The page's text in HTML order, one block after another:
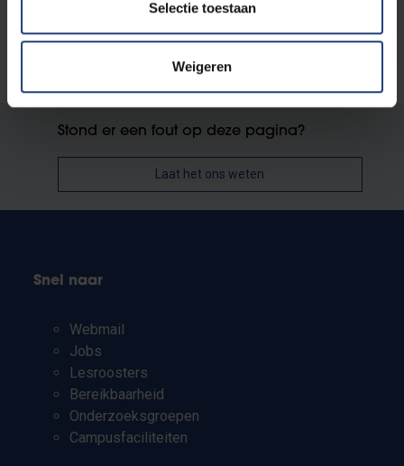
Selectie toestaan
Weigeren
Stond er een fout op deze pagina?
Laat het ons weten
Snel naar
Webmail
Jobs
Lesroosters
Bereikbaarheid
Onderzoeksgroepen
Campusfaciliteiten